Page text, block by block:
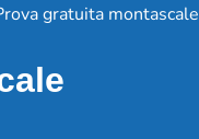
gratuita montascale